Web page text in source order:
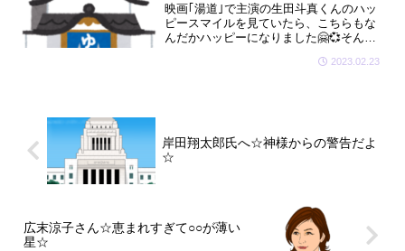
映画｢湯道｣で主演の生田斗真くんのハッ
ピースマイルを見ていたら、こちらもな
んだかハッピーになりました🤗💞そんな
ちゃんと一緒に鑑定してみたら、とても
2023.02.23
岸田翔太郎氏へ☆神様からの警告だよ
☆
広末涼子さん☆恵まれすぎて○○が薄い
星☆